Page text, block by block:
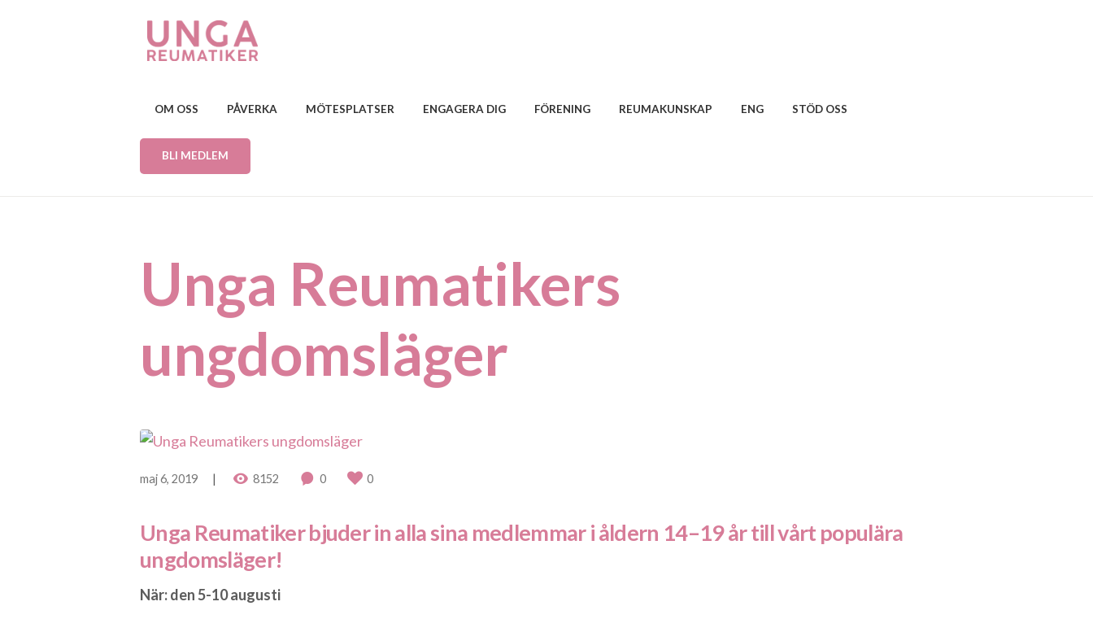
OM OSS PÅVERKA MÖTESPLATSER ENGAGERA DIG FÖRENING REUMAKUNSKAP ENG STÖD OSS
BLI MEDLEM
Unga Reumatikers
ungdomsläger
maj 6, 2019 8152 0 0
Unga Reumatiker bjuder in alla sina medlemmar i åldern 14–19 år till vårt populära
ungdomsläger!
När: den 5-10 augusti